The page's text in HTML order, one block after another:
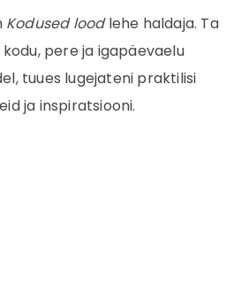
Kodused loodlehe haldaja. Ta
pere ja igapäevaelu
tuues lugejateni praktilisi
ja inspiratsiooni.